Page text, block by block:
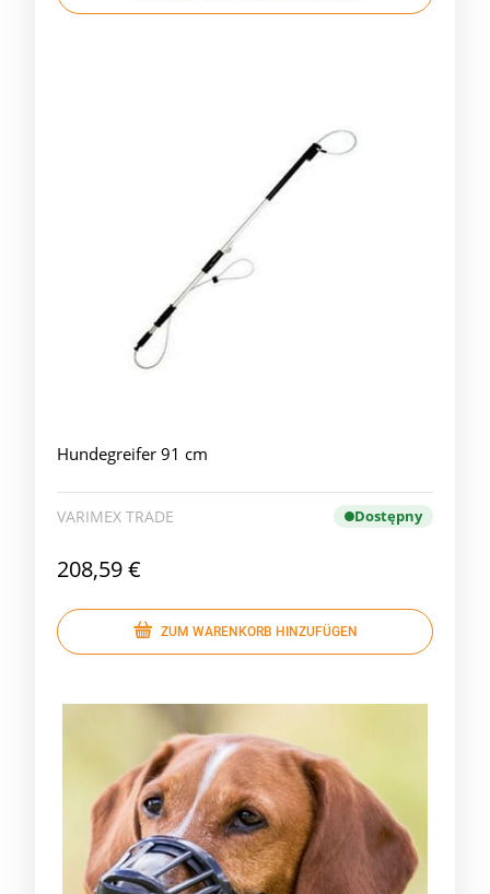
Hundegreifer 91 cm
VARIMEX TRADE Dostępny
208,59 €
ZUM WARENKORB HINZUFÜGEN